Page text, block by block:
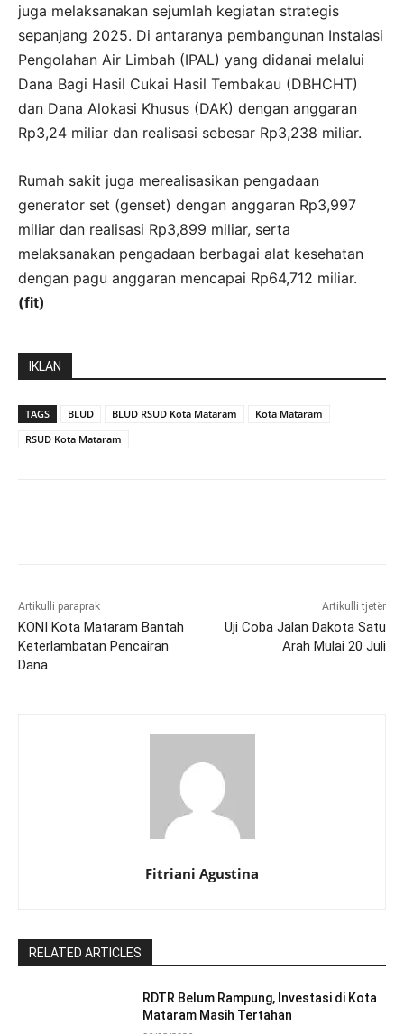
juga melaksanakan sejumlah kegiatan strategis
sepanjang 2025. Di antaranya pembangunan Instalasi
Pengolahan Air Limbah (IPAL) yang didanai melalui
Dana Bagi Hasil Cukai Hasil Tembakau (DBHCHT)
dan Dana Alokasi Khusus (DAK) dengan anggaran
Rp3,24 miliar dan realisasi sebesar Rp3,238 miliar.
Rumah sakit juga merealisasikan pengadaan
generator set (genset) dengan anggaran Rp3,997
miliar dan realisasi Rp3,899 miliar, serta
melaksanakan pengadaan berbagai alat kesehatan
dengan pagu anggaran mencapai Rp64,712 miliar.
(fit)
IKLAN
TAGS BLUD BLUD RSUD Kota Mataram
Kota Mataram
RSUD Kota Mataram
Artikulli paraprak
KONI Kota Mataram Bantah
Keterlambatan Pencairan
Dana
Artikulli tjetër
Uji Coba Jalan Dakota Satu
Arah Mulai 20 Juli
Fitriani Agustina
RELATED ARTICLES
RDTR Belum Rampung, Investasi di Kota
Mataram Masih Tertahan